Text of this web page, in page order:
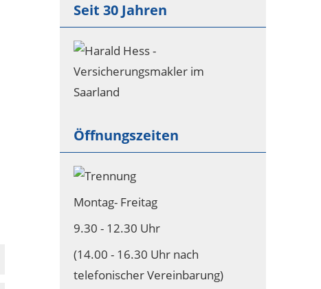
Seit 30 Jahren
Öffnungszeiten
Montag- Freitag
9.30 - 12.30 Uhr
(14.00 - 16.30 Uhr nach
telefonischer Vereinbarung)